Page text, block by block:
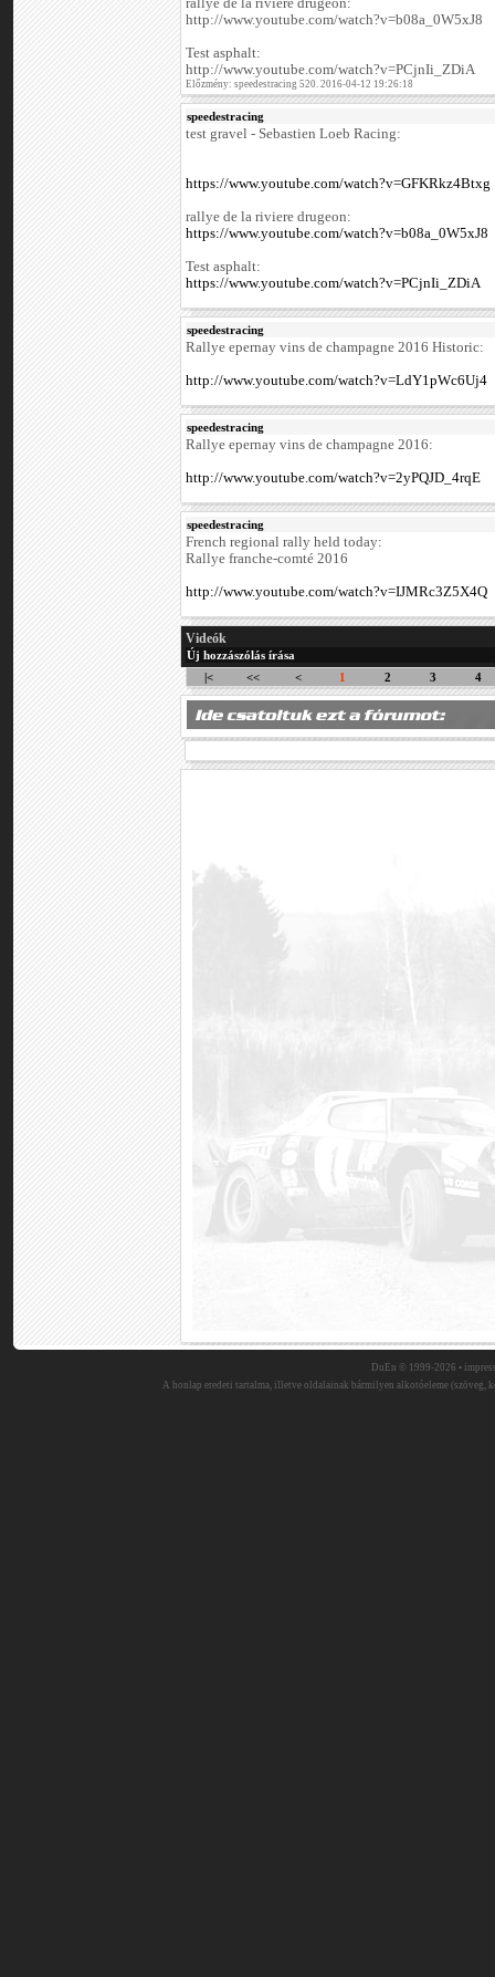
rallye de la riviere drugeon:
http://www.youtube.com/watch?v=b08a_0W5xJ8
Test asphalt:
http://www.youtube.com/watch?v=PCjnIi_ZDiA
Előzmény: speedestracing 520. 2016-04-12 19:26:18
speedestracing
test gravel - Sebastien Loeb Racing:
https://www.youtube.com/watch?v=GFKRkz4Btxg
rallye de la riviere drugeon:
https://www.youtube.com/watch?v=b08a_0W5xJ8
Test asphalt:
https://www.youtube.com/watch?v=PCjnIi_ZDiA
speedestracing
Rallye epernay vins de champagne 2016 Historic:
http://www.youtube.com/watch?v=LdY1pWc6Uj4
speedestracing
Rallye epernay vins de champagne 2016:
http://www.youtube.com/watch?v=2yPQJD_4rqE
speedestracing
French regional rally held today:
Rallye franche-comté 2016
http://www.youtube.com/watch?v=IJMRc3Z5X4Q
Videók
Új hozzászólás írása
|<
<< < 1 2 3 4
DuEn © 1999-2026 •
A honlap eredeti tartalma, illetve oldalainak bármilyen alkotóeleme (szöveg,